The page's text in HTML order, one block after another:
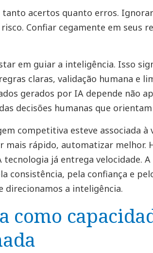
acertos quanto erros.
Confiar cegamente em seus
em guiar a inteligência. Isso
claras, validação humana e
gerados por IA depende não
decisões humanas que orientam
competitiva esteve associada à
mais rápido, automatizar melhor.
tecnologia já entrega velocidade.
consistência, pela confiança e
direcionamos a inteligência.
como